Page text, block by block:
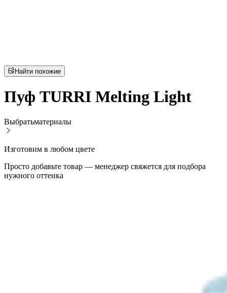
Найти похожие
Пуф TURRI Melting Light
Выбратьматериалы
Изготовим в любом цвете
Просто добавьте товар — менеджер свяжется для подбора
нужного оттенка